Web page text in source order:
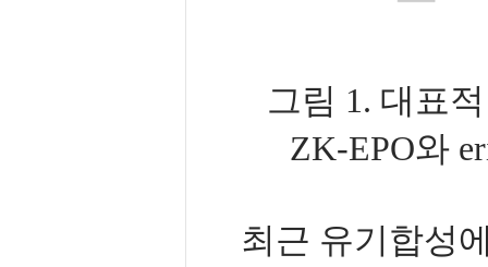
그림 1. 대표
ZK-EPO와
최근 유기합성